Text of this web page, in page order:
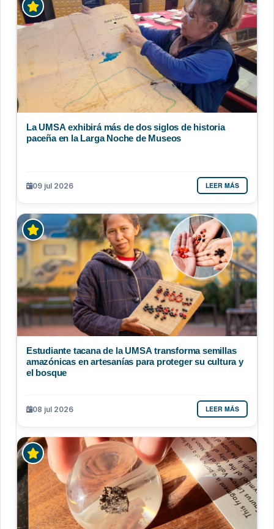
La UMSA exhibirá más de dos siglos de historia
paceña en la Larga Noche de Museos
09 jul 2026 LEER MÁS
Estudiante tacana de la UMSA transforma semillas
amazónicas en artesanías para proteger su cultura y
el bosque
08 jul 2026 LEER MÁS